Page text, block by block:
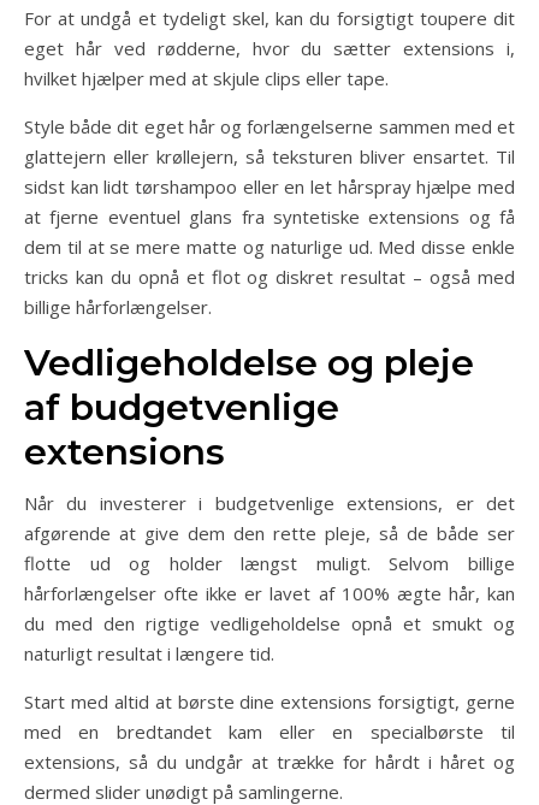
For at undgå et tydeligt skel, kan du forsigtigt toupere dit
eget hår ved rødderne, hvor du sætter extensions i,
hvilket hjælper med at skjule clips eller tape.
Style både dit eget hår og forlængelserne sammen med et
glattejern eller krøllejern, så teksturen bliver ensartet. Til
sidst kan lidt tørshampoo eller en let hårspray hjælpe med
at fjerne eventuel glans fra syntetiske extensions og få
dem til at se mere matte og naturlige ud. Med disse enkle
tricks kan du opnå et flot og diskret resultat – også med
billige hårforlængelser.
Vedligeholdelse og pleje
af budgetvenlige
extensions
Når du investerer i budgetvenlige extensions, er det
afgørende at give dem den rette pleje, så de både ser
flotte ud og holder længst muligt. Selvom billige
hårforlængelser ofte ikke er lavet af 100% ægte hår, kan
du med den rigtige vedligeholdelse opnå et smukt og
naturligt resultat i længere tid.
Start med altid at børste dine extensions forsigtigt, gerne
med en bredtandet kam eller en specialbørste til
extensions, så du undgår at trække for hårdt i håret og
dermed slider unødigt på samlingerne.